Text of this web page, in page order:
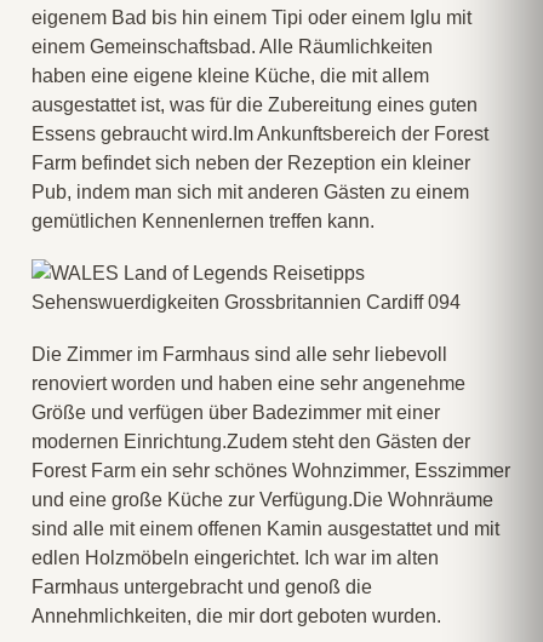
eigenem Bad bis hin einem Tipi oder einem Iglu mit
einem Gemeinschaftsbad. Alle Räumlichkeiten
haben eine eigene kleine Küche, die mit allem
ausgestattet ist, was für die Zubereitung eines guten
Essens gebraucht wird.Im Ankunftsbereich der Forest
Farm befindet sich neben der Rezeption ein kleiner
Pub, indem man sich mit anderen Gästen zu einem
gemütlichen Kennenlernen treffen kann.
Die Zimmer im Farmhaus sind alle sehr liebevoll
renoviert worden und haben eine sehr angenehme
Größe und verfügen über Badezimmer mit einer
modernen Einrichtung.Zudem steht den Gästen der
Forest Farm ein sehr schönes Wohnzimmer, Esszimmer
und eine große Küche zur Verfügung.Die Wohnräume
sind alle mit einem offenen Kamin ausgestattet und mit
edlen Holzmöbeln eingerichtet. Ich war im alten
Farmhaus untergebracht und genoß die
Annehmlichkeiten, die mir dort geboten wurden.